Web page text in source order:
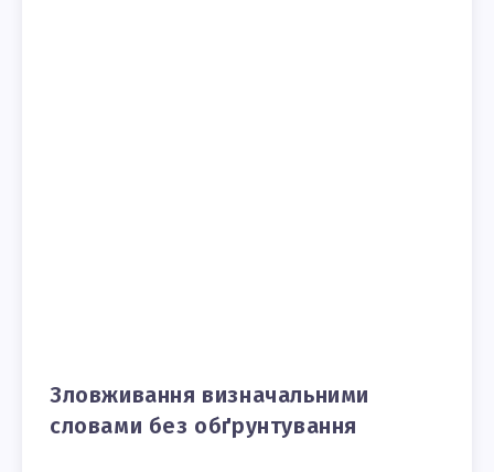
Зловживання визначальними
словами без обґрунтування